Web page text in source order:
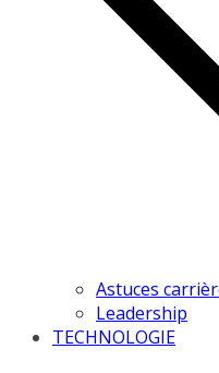
Astuces
Leadership
TECHNOLOGIE